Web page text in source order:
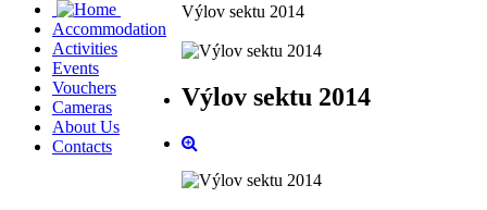
Accommodation
Activities
Events
Vouchers
Cameras
About Us
Contacts
Výlov sektu 2014
Výlov sektu 2014